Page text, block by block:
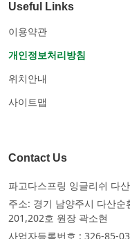
Useful Links
이용약관
개인정보처리방침
위치안내
사이트맵
Contact Us
파고다스프링 잉글리쉬 다
주소: 경기 남양주시 다산
201,202호 원장 곽소현
사업자등록번호 : 326-85-